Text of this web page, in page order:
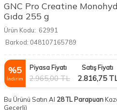
GNC Pro Creatine
Gıda 255 g
Ürün Kodu: 62991
Barkod: 048107165789
%5
İndirim
Piyasa Fiyatı
2.965,00TL
Satış Fiyatı
2.816,75
Bu Ürünü Satın Al 28 TL Parapuan
Geçerli)